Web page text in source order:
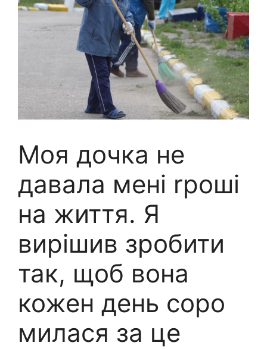
Моя дочка не
давала мені rроші
на життя. Я
вирішив зробити
так, щоб вона
кожен день соро
милася за це